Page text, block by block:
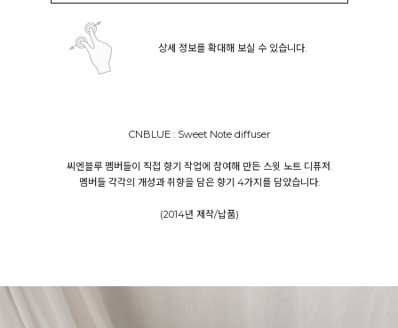
상세 정보를 확대해 보실 수 있습니다.
CNBLUE : Sweet Note diffuser
씨엔블루 멤버들이 직접 향기 작업에 참여해 만든 스윗 노트 디퓨저.
멤버들 각각의 개성과 취향을 담은 향기 4가지를 담았습니다.
(2014년 제작/납품)